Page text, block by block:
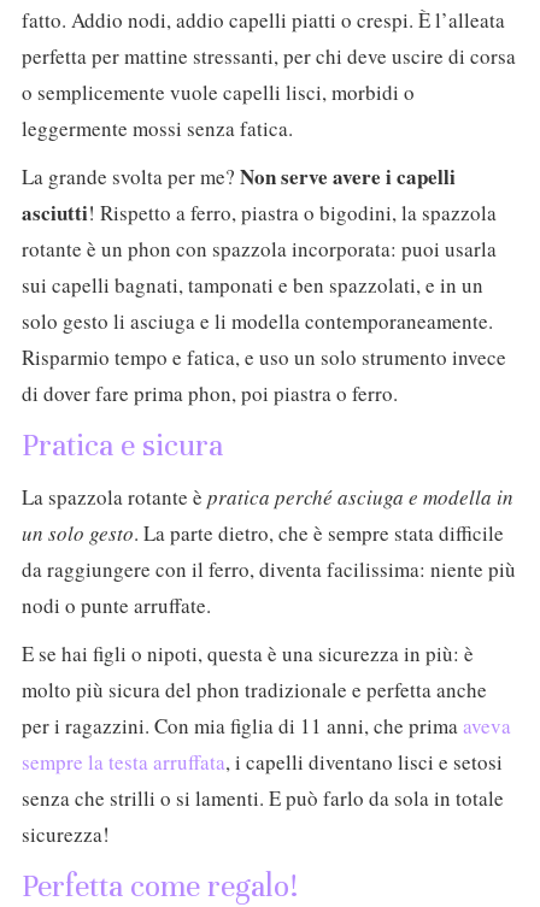
fatto. Addio nodi, addio capelli piatti o crespi. È l’alleata
perfetta per mattine stressanti, per chi deve uscire di corsa
o semplicemente vuole capelli lisci, morbidi o
leggermente mossi senza fatica.
La grande svolta per me? Non serve avere i capelli
asciutti! Rispetto a ferro, piastra o bigodini, la spazzola
rotante è un phon con spazzola incorporata: puoi usarla
sui capelli bagnati, tamponati e ben spazzolati, e in un
solo gesto li asciuga e li modella contemporaneamente.
Risparmio tempo e fatica, e uso un solo strumento invece
di dover fare prima phon, poi piastra o ferro.
Pratica e sicura
La spazzola rotante è pratica perché asciuga e modella in
un solo gesto. La parte dietro, che è sempre stata difficile
da raggiungere con il ferro, diventa facilissima: niente più
nodi o punte arruffate.
E se hai figli o nipoti, questa è una sicurezza in più: è
molto più sicura del phon tradizionale e perfetta anche
per i ragazzini. Con mia figlia di 11 anni, che primaaveva
sempre la testa arruffata, i capelli diventano lisci e setosi
senza che strilli o si lamenti. E può farlo da sola in totale
sicurezza!
Perfetta come regalo!